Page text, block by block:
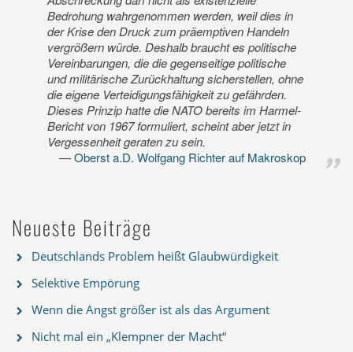
Bedrohung wahrgenommen werden, weil dies in
der Krise den Druck zum präemptiven Handeln
vergrößern würde. Deshalb braucht es politische
Vereinbarungen, die die gegenseitige politische
und militärische Zurückhaltung sicherstellen, ohne
die eigene Verteidigungsfähigkeit zu gefährden.
Dieses Prinzip hatte die NATO bereits im Harmel-
Bericht von 1967 formuliert, scheint aber jetzt in
Vergessenheit geraten zu sein.
Oberst a.D. Wolfgang Richter auf Makroskop
Neueste Beiträge
Deutschlands Problem heißt Glaubwürdigkeit
Selektive Empörung
Wenn die Angst größer ist als das Argument
Nicht mal ein „Klempner der Macht“